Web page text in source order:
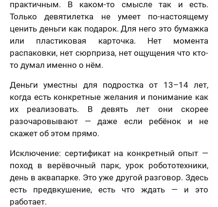
практичным. В каком-то смысле так и есть.
Только девятилетка не умеет по-настоящему
ценить деньги как подарок. Для него это бумажка
или пластиковая карточка. Нет момента
распаковки, нет сюрприза, нет ощущения что кто-
то думал именно о нём.
Деньги уместны для подростка от 13–14 лет,
когда есть конкретные желания и понимание как
их реализовать. В девять лет они скорее
разочаровывают — даже если ребёнок и не
скажет об этом прямо.
Исключение: сертификат на конкретный опыт —
поход в верёвочный парк, урок робототехники,
день в аквапарке. Это уже другой разговор. Здесь
есть предвкушение, есть что ждать — и это
работает.